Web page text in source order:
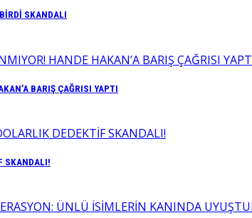
SKANDALI
BARIŞ ÇAĞRISI YAPTI
SKANDALI!